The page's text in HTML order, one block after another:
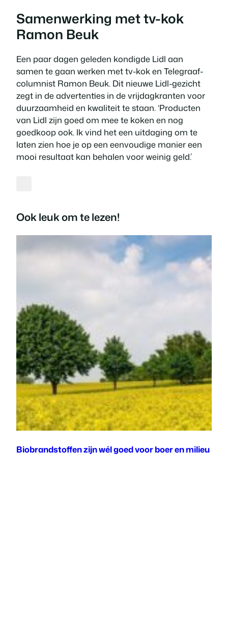
Samenwerking met tv-kok
Ramon Beuk
Een paar dagen geleden kondigde Lidl aan
samen te gaan werken met tv-kok en Telegraaf-
columnist Ramon Beuk. Dit nieuwe Lidl-gezicht
zegt in de advertenties in de vrijdagkranten voor
duurzaamheid en kwaliteit te staan. ‘Producten
van Lidl zijn goed om mee te koken en nog
goedkoop ook. Ik vind het een uitdaging om te
laten zien hoe je op een eenvoudige manier een
mooi resultaat kan behalen voor weinig geld.’
Ook leuk om te lezen!
Biobrandstoffen zijn wél goed voor boer en milieu